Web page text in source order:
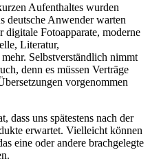
Aufenthaltes wurden
deutsche Anwender warten
digitale Fotoapparate, moderne
Literatur,
Selbstverständlich nimmt
denn es müssen Verträge
vorgenommen
dass uns spätestens nach der
erwartet. Vielleicht können
eine oder andere brachgelegte